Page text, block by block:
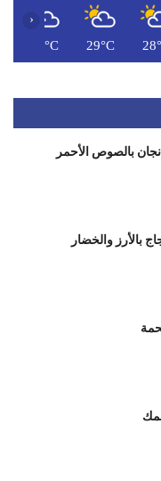
29°C
30°C
‹
بالصوص الأحمر
بالأرز والخضار